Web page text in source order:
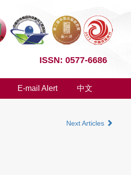
ISSN: 0577-6686
E-mail Alert 中文
Next Articles